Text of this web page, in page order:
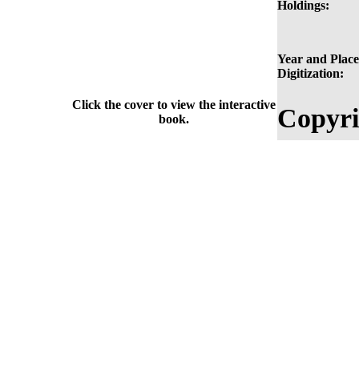
Holdings:
Year and
Digitization:
Click the cover to view the interactive
book.